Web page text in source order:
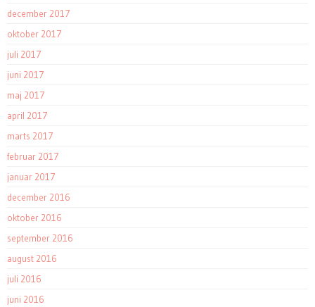
december 2017
oktober 2017
juli 2017
juni 2017
maj 2017
april 2017
marts 2017
februar 2017
januar 2017
december 2016
oktober 2016
september 2016
august 2016
juli 2016
juni 2016